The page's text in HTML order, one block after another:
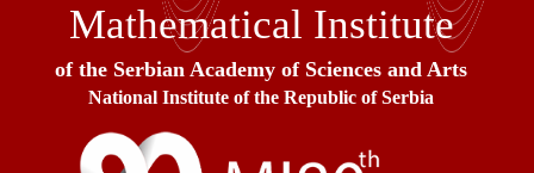
Mathematical Institute
of the Serbian Academy of Sciences and Arts
National Institute of the Republic of Serbia